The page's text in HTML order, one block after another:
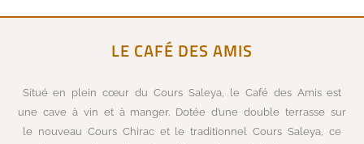
LE CAFÉ DES AMIS
Situé en plein cœur du Cours Saleya, le Café des Amis est
une cave à vin et à manger. Dotée d’une double terrasse sur
le nouveau Cours Chirac et le traditionnel Cours Saleya, ce